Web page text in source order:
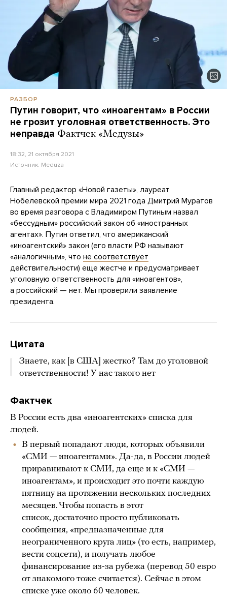
РАЗБОР
Путин говорит, что «иноагентам» в России
не грозит уголовная ответственность. Это
неправда Фактчек «Медузы»
18:32, 21 октября 2021
Источник: Meduza
Главный редактор «Новой газеты», лауреат
Нобелевской премии мира 2021 года Дмитрий Муратов
во время разговора с Владимиром Путиным назвал
«бессудным» российский закон об «иностранных
агентах». Путин ответил, что американский
«иноагентский» закон (его власти РФ называют
«аналогичным», что не соответствует
действительности) еще жестче и предусматривает
уголовную ответственность для «иноагентов»,
а российский — нет. Мы проверили заявление
президента.
Цитата
Знаете, как [в США] жестко? Там до уголовной
ответственности! У нас такого нет
Фактчек
В России есть два «иноагентских» списка для
людей.
В первый попадают люди, которых объявили
«СМИ — иноагентами». Да-да, в России людей
приравнивают к СМИ, да еще и к «СМИ —
иноагентам», и происходит это почти каждую
пятницу на протяжении нескольких последних
месяцев. Чтобы попасть в этот
список, достаточно просто публиковать
сообщения, «предназначенные для
неограниченного круга лиц» (то есть, например,
вести соцсети), и получать любое
финансирование из-за рубежа (перевод 50 евро
от знакомого тоже считается). Сейчас в этом
списке уже около 60 человек.